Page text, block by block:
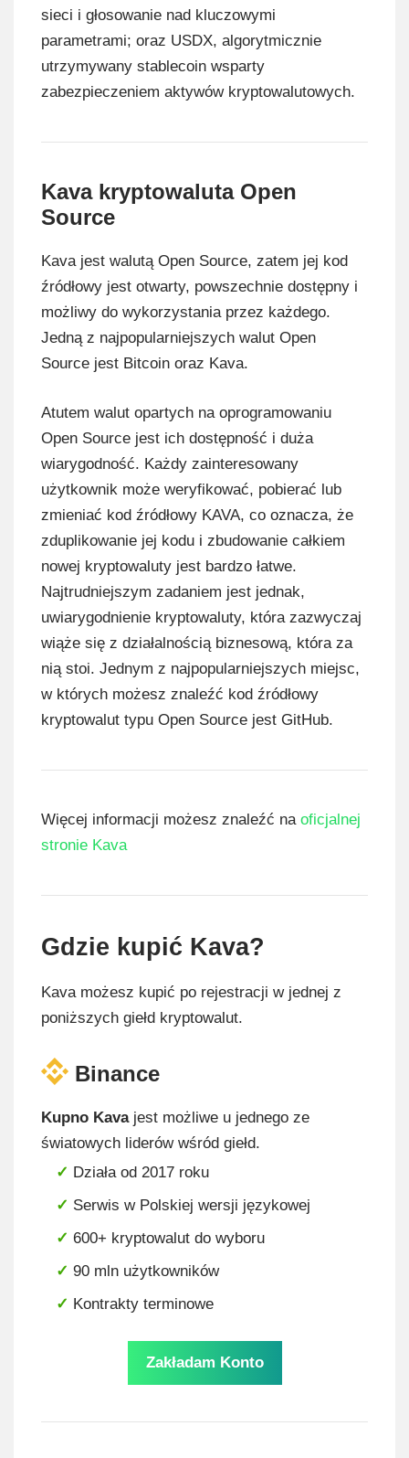
sieci i głosowanie nad kluczowymi
parametrami; oraz USDX, algorytmicznie
utrzymywany stablecoin wsparty
zabezpieczeniem aktywów kryptowalutowych.
Kava kryptowaluta Open
Source
Kava jest walutą Open Source, zatem jej kod
źródłowy jest otwarty, powszechnie dostępny i
możliwy do wykorzystania przez każdego.
Jedną z najpopularniejszych walut Open
Source jest Bitcoin oraz Kava.
Atutem walut opartych na oprogramowaniu
Open Source jest ich dostępność i duża
wiarygodność. Każdy zainteresowany
użytkownik może weryfikować, pobierać lub
zmieniać kod źródłowy KAVA, co oznacza, że
zduplikowanie jej kodu i zbudowanie całkiem
nowej kryptowaluty jest bardzo łatwe.
Najtrudniejszym zadaniem jest jednak,
uwiarygodnienie kryptowaluty, która zazwyczaj
wiąże się z działalnością biznesową, która za
nią stoi. Jednym z najpopularniejszych miejsc,
w których możesz znaleźć kod źródłowy
kryptowalut typu Open Source jest GitHub.
Więcej informacji możesz znaleźć na oficjalnej
stronie Kava
Gdzie kupić Kava?
Kava możesz kupić po rejestracji w jednej z
poniższych giełd kryptowalut.
Binance
Kupno Kavajest możliwe u jednego ze
światowych liderów wśród giełd.
Działa od 2017 roku
Serwis w Polskiej wersji językowej
600+ kryptowalut do wyboru
90 mln użytkowników
Kontrakty terminowe
Zakładam Konto